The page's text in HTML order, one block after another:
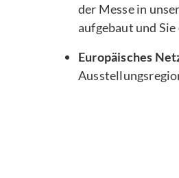
der Messe in
aufgebaut und
Europäisches